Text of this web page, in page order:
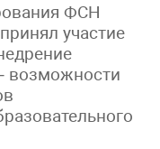
ФСН
принял участие
возможности